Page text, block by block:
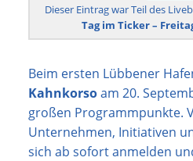
Dieser Eintrag war Teil des
Tag im Ticker –
Beim ersten Lübbener
Kahnkorsoam 20.
großen Programmpunkte.
Unternehmen, Initiativen
sich ab sofort anmelden